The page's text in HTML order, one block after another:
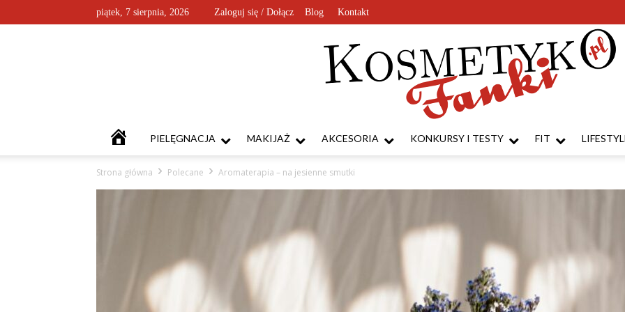
piątek, 7 sierpnia, 2026 Zaloguj się / Dołącz Blog Kontakt
KOSMETYKOFANKI
PIELĘGNACJA MAKIJAŻ AKCESORIA KONKURSY I TESTY FIT
Strona główna Polecane Aromaterapia – na jesienne smutki